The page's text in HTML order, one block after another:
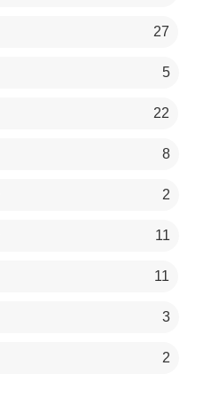
27
5
22
8
2
11
11
3
2